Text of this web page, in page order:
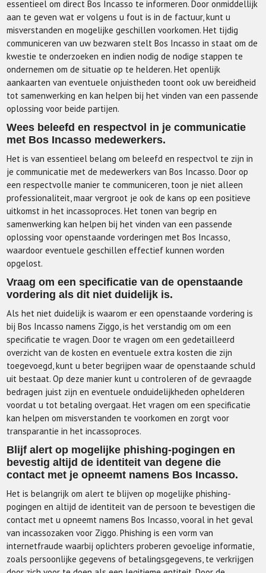
essentieel om direct Bos Incasso te informeren. Door onmiddellijk
aan te geven wat er volgens u fout is in de factuur, kunt u
misverstanden en mogelijke geschillen voorkomen. Het tijdig
communiceren van uw bezwaren stelt Bos Incasso in staat om de
kwestie te onderzoeken en indien nodig de nodige stappen te
ondernemen om de situatie op te helderen. Het openlijk
aankaarten van eventuele onjuistheden toont ook uw bereidheid
tot samenwerking en kan helpen bij het vinden van een passende
oplossing voor beide partijen.
Wees beleefd en respectvol in je communicatie
met Bos Incasso medewerkers.
Het is van essentieel belang om beleefd en respectvol te zijn in
je communicatie met de medewerkers van Bos Incasso. Door op
een respectvolle manier te communiceren, toon je niet alleen
professionaliteit, maar vergroot je ook de kans op een positieve
uitkomst in het incassoproces. Het tonen van begrip en
samenwerking kan helpen bij het vinden van een passende
oplossing voor openstaande vorderingen met Bos Incasso,
waardoor eventuele geschillen effectief kunnen worden
opgelost.
Vraag om een specificatie van de openstaande
vordering als dit niet duidelijk is.
Als het niet duidelijk is waarom er een openstaande vordering is
bij Bos Incasso namens Ziggo, is het verstandig om om een
specificatie te vragen. Door te vragen om een gedetailleerd
overzicht van de kosten en eventuele extra kosten die zijn
toegevoegd, kunt u beter begrijpen waar de openstaande schuld
uit bestaat. Op deze manier kunt u controleren of de gevraagde
bedragen juist zijn en eventuele onduidelijkheden ophelderen
voordat u tot betaling overgaat. Het vragen om een specificatie
kan helpen om misverstanden te voorkomen en zorgt voor
transparantie in het incassoproces.
Blijf alert op mogelijke phishing-pogingen en
bevestig altijd de identiteit van degene die
contact met je opneemt namens Bos Incasso.
Het is belangrijk om alert te blijven op mogelijke phishing-
pogingen en altijd de identiteit van de persoon te bevestigen die
contact met u opneemt namens Bos Incasso, vooral in het geval
van incassozaken voor Ziggo. Phishing is een vorm van
internetfraude waarbij oplichters proberen gevoelige informatie,
zoals persoonlijke gegevens of betalingsgegevens, te verkrijgen